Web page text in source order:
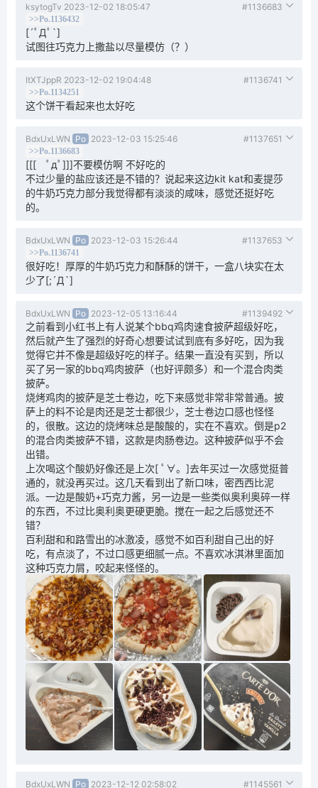
ksytogTv 2023-12-02 18:05:47 #1136683
>>Po.1136432
[´ﾟДﾟ`]
试图往巧克力上撒盐以尽量模仿（？）
ItXTJppR 2023-12-02 19:04:48 #1136741
>>Po.1134251
这个饼干看起来也太好吃
BdxUxLWN Po 2023-12-03 15:25:46 #1137651
>>Po.1136683
[[[ ﾟдﾟ]]]不要模仿啊 不好吃的
不过少量的盐应该还是不错的？说起来这边kit kat和麦提莎
的牛奶巧克力部分我觉得都有淡淡的咸味，感觉还挺好吃
的。
BdxUxLWN Po 2023-12-03 15:26:44 #1137653
>>Po.1136741
很好吃！厚厚的牛奶巧克力和酥酥的饼干，一盒八块实在太
少了[;´Д`]
BdxUxLWN Po 2023-12-05 13:16:44 #1139492
之前看到小红书上有人说某个bbq鸡肉速食披萨超级好吃，
然后就产生了强烈的好奇心想要试试到底有多好吃，因为我
觉得它并不像是超级好吃的样子。结果一直没有买到，所以
买了另一家的bbq鸡肉披萨（也好评颇多）和一个混合肉类
披萨。
烧烤鸡肉的披萨是芝士卷边，吃下来感觉非常非常普通。披
萨上的料不论是肉还是芝士都很少，芝士卷边口感也怪怪
的，很散。这边的烧烤味总是酸酸的，实在不喜欢。倒是p2
的混合肉类披萨不错，这款是肉肠卷边。这种披萨似乎不会
出错。
上次喝这个酸奶好像还是上次[ ﾟ∀。]去年买过一次感觉挺普
通的，就没再买过。这几天看到出了新口味，密西西比泥
派。一边是酸奶+巧克力酱，另一边是一些类似奥利奥碎一样
的东西，不过比奥利奥更硬更脆。搅在一起之后感觉还不
错？
百利甜和和路雪出的冰激凌，感觉不如百利甜自己出的好
吃，有点淡了，不过口感更细腻一点。不喜欢冰淇淋里面加
这种巧克力屑，咬起来怪怪的。
BdxUxLWN Po 2023-12-12 02:58:02 #1145561